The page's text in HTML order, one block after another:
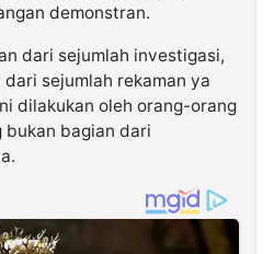
demonstran.
dari sejumlah investigasi,
sejumlah rekaman ya
dilakukan oleh orang-orang
bukan bagian dari